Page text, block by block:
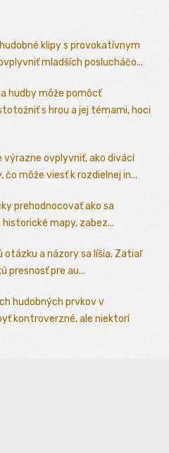
klipy s provokatívnym
mladších poslucháčo...
hudby môže pomôcť
s hrou a jej témami, hoci
výrazne ovplyvniť, ako diváci
môže viesť k rozdielnej in...
prehodnocovať ako sa
mapy, zabez...
otázku a názory sa líšia. Zatiaľ
presnosť pre au...
hudobných prvkov v
kontroverzné, ale niektorí